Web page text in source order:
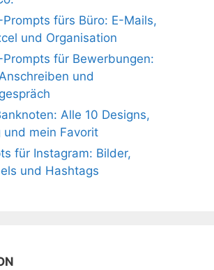
fürs Büro: E-Mails,
und Organisation
Prompts für Bewerbungen:
und
Alle 10 Designs,
mein Favorit
für Instagram: Bilder,
und Hashtags